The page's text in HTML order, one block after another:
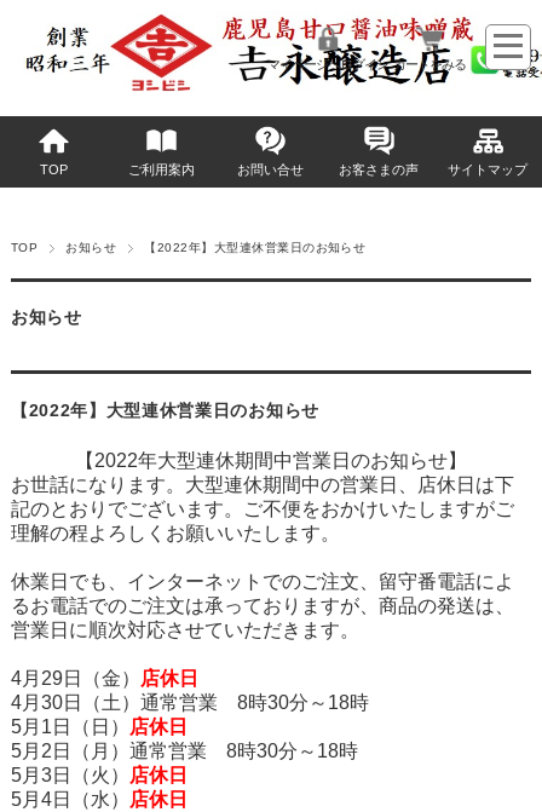
マイページへログイン カートをみる
TOP ご利用案内 お問い合せ お客さまの声 サイトマップ
TOP お知らせ 【2022年】大型連休営業日のお知らせ
お知らせ
【2022年】大型連休営業日のお知らせ
【2022年大型連休期間中営業日のお知らせ】
お世話になります。大型連休期間中の営業日、店休日は下
記のとおりでございます。ご不便をおかけいたしますがご
理解の程よろしくお願いいたします。
休業日でも、インターネットでのご注文、留守番電話によ
るお電話でのご注文は承っておりますが、商品の発送は、
営業日に順次対応させていただきます。
4月29日（金） 店休日
4月30日（土）通常営業 8時30分～18時
5月1日（日） 店休日
5月2日（月）通常営業 8時30分～18時
5月3日（火） 店休日
5月4日（水） 店休日